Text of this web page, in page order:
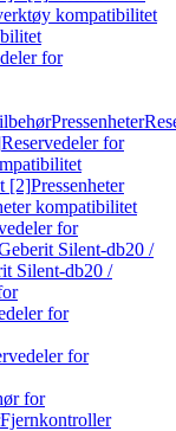
kompatibilitet
for
Pressenheter
Reservedeler for
[2]Pressenheter
kompatibilitet
for
Silent-db20 /
Silent-db20 /
for
for
for
Fjernkontroller